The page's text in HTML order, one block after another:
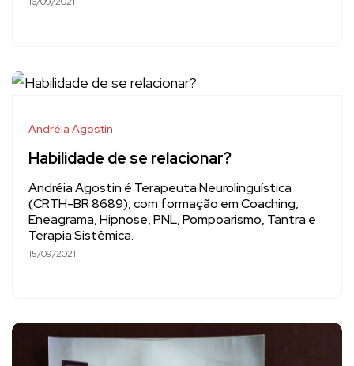
Andréia Agostin
Habilidade de se relacionar?
Andréia Agostin é Terapeuta Neurolinguística
(CRTH-BR 8689), com formação em Coaching,
Eneagrama, Hipnose, PNL, Pompoarismo, Tantra e
Terapia Sistêmica.
15/09/2021